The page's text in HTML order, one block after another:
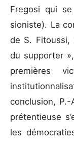
Fregosi qui
sioniste). La
de S. Fitoussi,
du supporter
premières
conclusion,
prétentieuse
les